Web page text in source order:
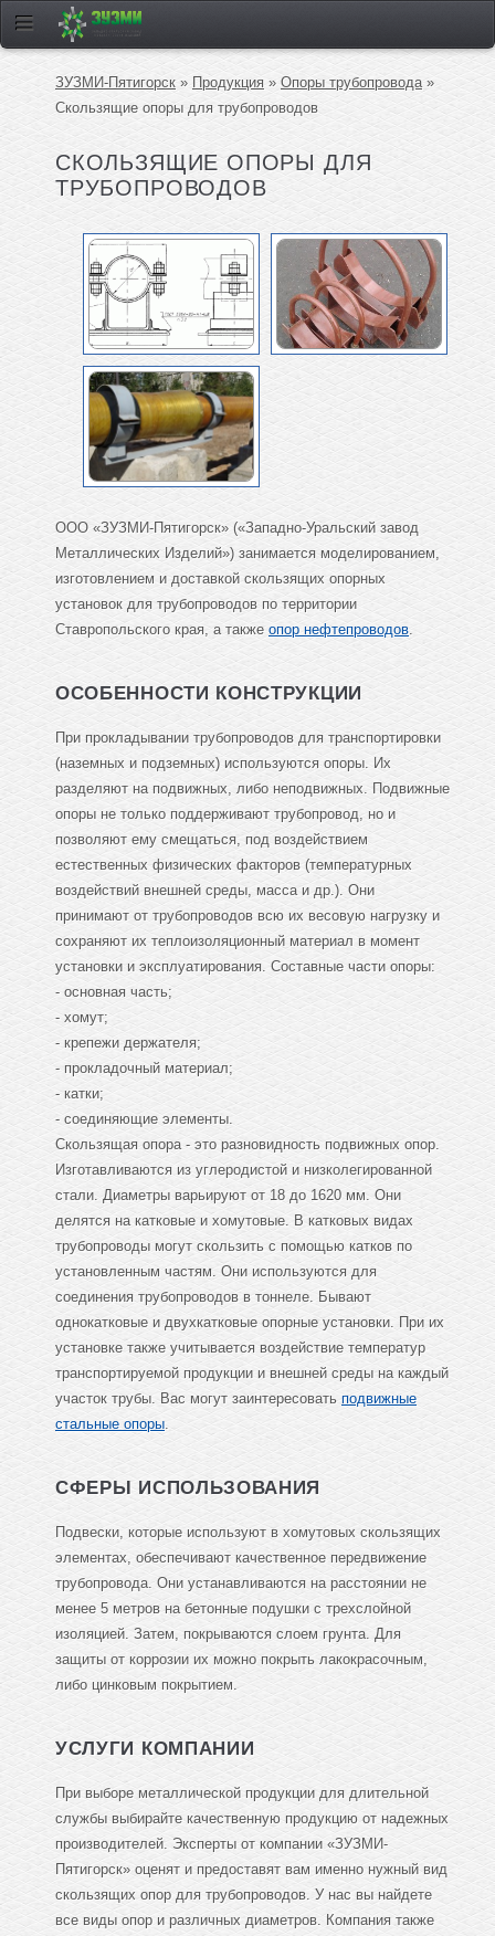
ЗУЗМИ-Пятигорск » Продукция » Опоры трубопровода»
Скользящие опоры для трубопроводов
СКОЛЬЗЯЩИЕ ОПОРЫ ДЛЯ
ТРУБОПРОВОДОВ
ООО «ЗУЗМИ-Пятигорск» («Западно-Уральский завод
Металлических Изделий») занимается моделированием,
изготовлением и доставкой скользящих опорных
установок для трубопроводов по территории
Ставропольского края, а также опор нефтепроводов.
ОСОБЕННОСТИ КОНСТРУКЦИИ
При прокладывании трубопроводов для транспортировки
(наземных и подземных) используются опоры. Их
разделяют на подвижных, либо неподвижных. Подвижные
опоры не только поддерживают трубопровод, но и
позволяют ему смещаться, под воздействием
естественных физических факторов (температурных
воздействий внешней среды, масса и др.). Они
принимают от трубопроводов всю их весовую нагрузку и
сохраняют их теплоизоляционный материал в момент
установки и эксплуатирования. Составные части опоры:
- основная часть;
- хомут;
- крепежи держателя;
- прокладочный материал;
- катки;
- соединяющие элементы.
Скользящая опора - это разновидность подвижных опор.
Изготавливаются из углеродистой и низколегированной
стали. Диаметры варьируют от 18 до 1620 мм. Они
делятся на катковые и хомутовые. В катковых видах
трубопроводы могут скользить с помощью катков по
установленным частям. Они используются для
соединения трубопроводов в тоннеле. Бывают
однокатковые и двухкатковые опорные установки. При их
установке также учитывается воздействие температур
транспортируемой продукции и внешней среды на каждый
участок трубы. Вас могут заинтересовать подвижные
стальные опоры.
СФЕРЫ ИСПОЛЬЗОВАНИЯ
Подвески, которые используют в хомутовых скользящих
элементах, обеспечивают качественное передвижение
трубопровода. Они устанавливаются на расстоянии не
менее 5 метров на бетонные подушки с трехслойной
изоляцией. Затем, покрываются слоем грунта. Для
защиты от коррозии их можно покрыть лакокрасочным,
либо цинковым покрытием.
УСЛУГИ КОМПАНИИ
При выборе металлической продукции для длительной
службы выбирайте качественную продукцию от надежных
производителей. Эксперты от компании «ЗУЗМИ-
Пятигорск» оценят и предоставят вам именно нужный вид
скользящих опор для трубопроводов. У нас вы найдете
все виды опор и различных диаметров. Компания также